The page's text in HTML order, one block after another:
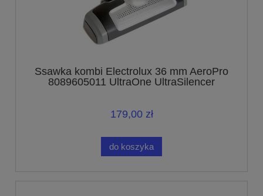
Ssawka kombi Electrolux 36 mm AeroPro
8089605011 UltraOne UltraSilencer
179,00 zł
do koszyka